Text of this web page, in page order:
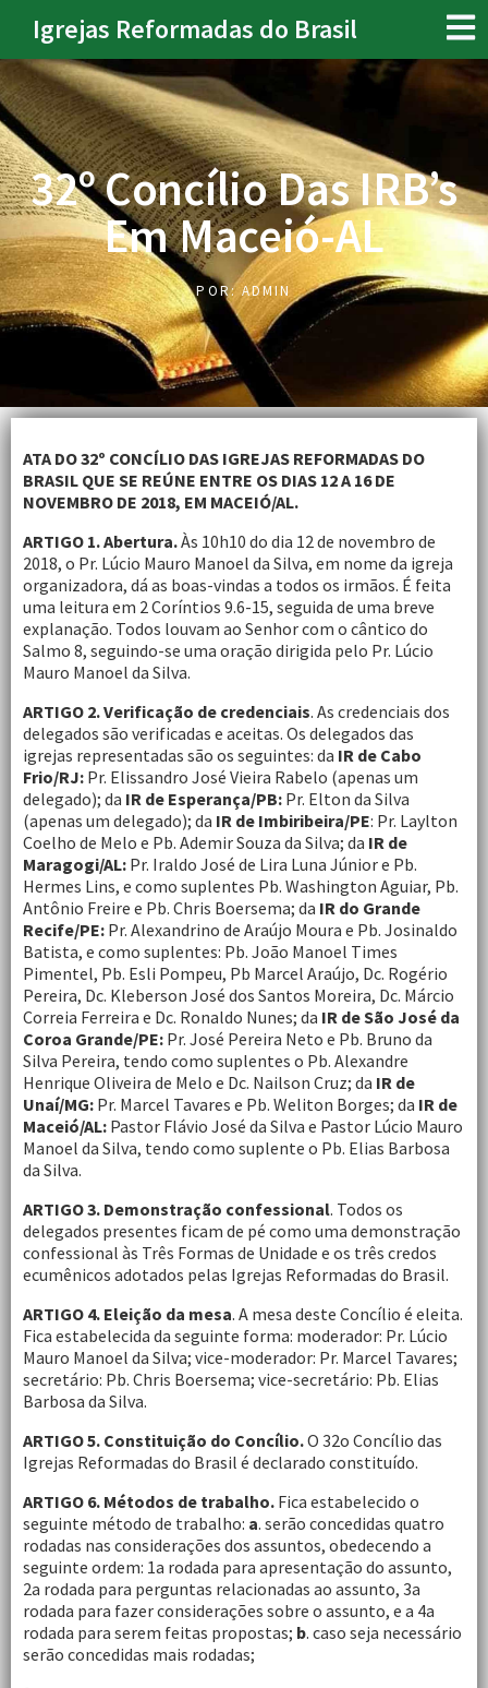
Igrejas Reformadas do Brasil
32º Concílio Das IRB’s
Em Maceió-AL
POR:ADMIN
ATA DO 32º CONCÍLIO DAS IGREJAS REFORMADAS DO
BRASIL QUE SE REÚNE ENTRE OS DIAS 12 A 16 DE
NOVEMBRO DE 2018, EM MACEIÓ/AL.
ARTIGO 1. Abertura.Às 10h10 do dia 12 de novembro de
2018, o Pr. Lúcio Mauro Manoel da Silva, em nome da igreja
organizadora, dá as boas-vindas a todos os irmãos. É feita
uma leitura em 2 Coríntios 9.6-15, seguida de uma breve
explanação. Todos louvam ao Senhor com o cântico do
Salmo 8, seguindo-se uma oração dirigida pelo Pr. Lúcio
Mauro Manoel da Silva.
ARTIGO 2. Verificação de credenciais. As credenciais dos
delegados são verificadas e aceitas. Os delegados das
igrejas representadas são os seguintes: da IR de Cabo
Frio/RJ: Pr. Elissandro José Vieira Rabelo (apenas um
delegado); da IR de Esperança/PB: Pr. Elton da Silva
(apenas um delegado); da IR de Imbiribeira/PE: Pr. Laylton
Coelho de Melo e Pb. Ademir Souza da Silva; da IR de
Maragogi/AL: Pr. Iraldo José de Lira Luna Júnior e Pb.
Hermes Lins, e como suplentes Pb. Washington Aguiar, Pb.
Antônio Freire e Pb. Chris Boersema; da IR do Grande
Recife/PE: Pr. Alexandrino de Araújo Moura e Pb. Josinaldo
Batista, e como suplentes: Pb. João Manoel Times
Pimentel, Pb. Esli Pompeu, Pb Marcel Araújo, Dc. Rogério
Pereira, Dc. Kleberson José dos Santos Moreira, Dc. Márcio
Correia Ferreira e Dc. Ronaldo Nunes; da IR de São José da
Coroa Grande/PE: Pr. José Pereira Neto e Pb. Bruno da
Silva Pereira, tendo como suplentes o Pb. Alexandre
Henrique Oliveira de Melo e Dc. Nailson Cruz; da IR de
Unaí/MG: Pr. Marcel Tavares e Pb. Weliton Borges; da IR de
Maceió/AL: Pastor Flávio José da Silva e Pastor Lúcio Mauro
Manoel da Silva, tendo como suplente o Pb. Elias Barbosa
da Silva.
ARTIGO 3. Demonstração confessional. Todos os
delegados presentes ficam de pé como uma demonstração
confessional às Três Formas de Unidade e os três credos
ecumênicos adotados pelas Igrejas Reformadas do Brasil.
ARTIGO 4. Eleição da mesa. A mesa deste Concílio é eleita.
Fica estabelecida da seguinte forma: moderador: Pr. Lúcio
Mauro Manoel da Silva; vice-moderador: Pr. Marcel Tavares;
secretário: Pb. Chris Boersema; vice-secretário: Pb. Elias
Barbosa da Silva.
ARTIGO 5. Constituição do Concílio.O 32o Concílio das
Igrejas Reformadas do Brasil é declarado constituído.
ARTIGO 6. Métodos de trabalho. Fica estabelecido o
seguinte método de trabalho: a. serão concedidas quatro
rodadas nas considerações dos assuntos, obedecendo a
seguinte ordem: 1a rodada para apresentação do assunto,
2a rodada para perguntas relacionadas ao assunto, 3a
rodada para fazer considerações sobre o assunto, e a 4a
rodada para serem feitas propostas; b. caso seja necessário
serão concedidas mais rodadas;